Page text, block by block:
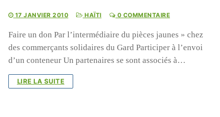
17 JANVIER 2010 HAÏTI 0 COMMENTAIRE
Faire un don Par l’intermédiaire du pièces jaunes » chez
des commerçants solidaires du Gard Participer à l’envoi
d’un conteneur Un partenaires se sont associés à…
LIRE LA SUITE